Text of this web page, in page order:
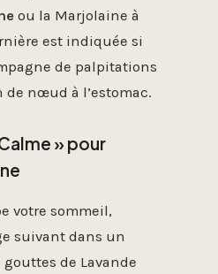
ou la Marjolaine à
est indiquée si
de palpitations
de nœud à l’estomac.
» pour
votre sommeil,
suivant dans un
de Lavande